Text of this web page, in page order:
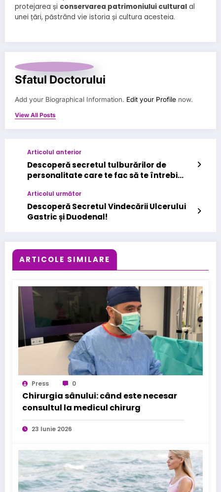
protejarea și conservarea patrimoniului cultural al
unei țări, păstrând vie istoria și cultura acesteia.
Sfatul Doctorului
Add your Biographical Information. Edit your Profile now.
View All Posts
Articolul anterior
Descoperă secretul tulburărilor de
personalitate care te fac să te întrebi
Articolul următor
Descoperă Secretul Vindecării Ulcerului
Gastric și Duodenal!
ARTICOLE SIMILARE
Press 0
Chirurgia sânului: când este necesar
consultul la medicul chirurg
23 Iunie 2026